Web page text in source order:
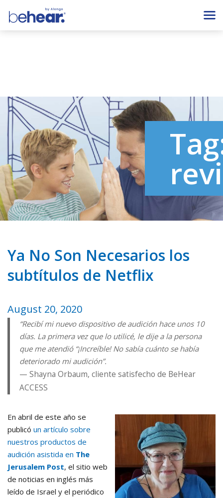
Ya No Son Necesarios los
subtítulos de Netflix
August 20, 2020
“Recibí mi nuevo dispositivo de audición hace unos 10
días. La primera vez que lo utilicé, le dije a la persona
que me atendió “¡Increíble! No sabía cuánto se había
deteriorado mi audición”.
Shayna Orbaum, cliente satisfecho de BeHear
ACCESS
En abril de este año se
publicó un artículo sobre
nuestros productos de
audición asistida en The
Jerusalem Post, el sitio web
de noticias en inglés más
leído de Israel y el periódico